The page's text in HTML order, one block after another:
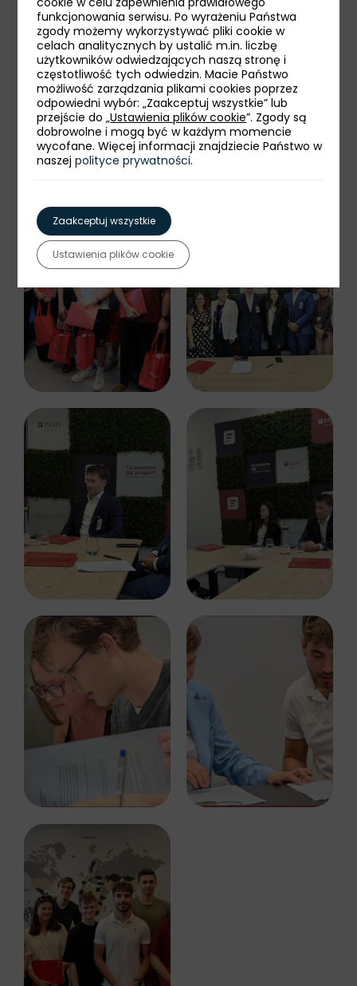
funkcjonowania serwisu. Po wyrażeniu Państwa
zgody możemy wykorzystywać pliki cookie w
celach analitycznych by ustalić m.in. liczbę
użytkowników odwiedzających naszą stronę i
częstotliwość tych odwiedzin. Macie Państwo
możliwość zarządzania plikami cookies poprzez
odpowiedni wybór: „Zaakceptuj wszystkie” lub
przejście do „Ustawienia plików cookie”. Zgody są
dobrowolne i mogą być w każdym momencie
wycofane. Więcej informacji znajdziecie Państwo w
naszejpolityce prywatności.
Zaakceptuj wszystkie
Ustawienia plików cookie